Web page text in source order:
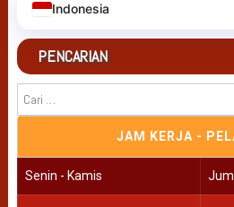
Indonesia
PENCARIAN
JAM KERJA -
Senin - Kamis